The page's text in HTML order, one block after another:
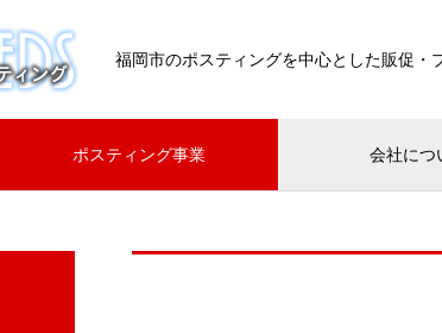
福岡市のポスティングを中心とした販促
ポスティング事業 会社につ